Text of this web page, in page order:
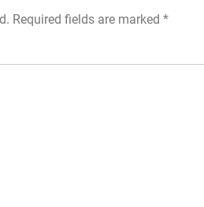
Required fields are marked *